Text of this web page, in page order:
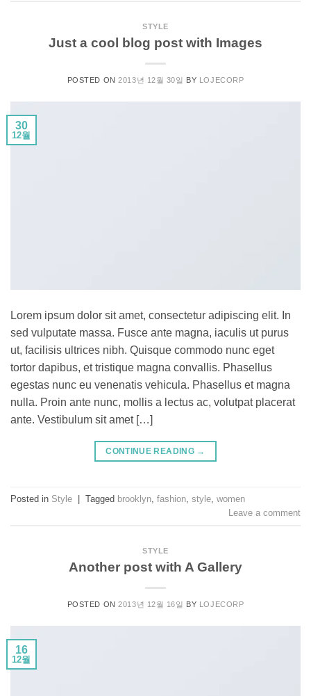
STYLE
Just a cool blog post with Images
POSTED ON2013년 12월 30일 BY LOJECORP
30
12월
Lorem ipsum dolor sit amet, consectetur adipiscing elit. In
sed vulputate massa. Fusce ante magna, iaculis ut purus
ut, facilisis ultrices nibh. Quisque commodo nunc eget
tortor dapibus, et tristique magna convallis. Phasellus
egestas nunc eu venenatis vehicula. Phasellus et magna
nulla. Proin ante nunc, mollis a lectus ac, volutpat placerat
ante. Vestibulum sit amet […]
CONTINUE READING →
Posted in Style | Tagged brooklyn fashion style women
Leave a comment
STYLE
Another post with A Gallery
POSTED ON2013년 12월 16일 BY LOJECORP
16
12월